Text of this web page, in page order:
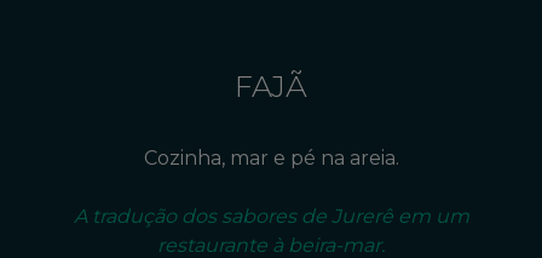
FAJÃ
Cozinha, mar e pé na areia.
A tradução dos sabores de Jurerê em um
restaurante à beira-mar.